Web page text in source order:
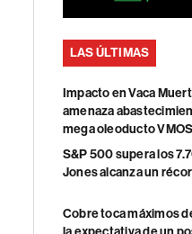
LAS ÚLTIMAS
Impacto en Vaca
amenaza
mega oleoducto VMOS
S&P 500 supera los
Jones alcanza un
Cobre toca máximos